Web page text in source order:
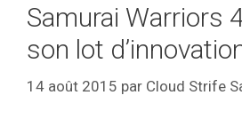
Samurai Warriors
son lot
14 août 2015 par Cloud Strife